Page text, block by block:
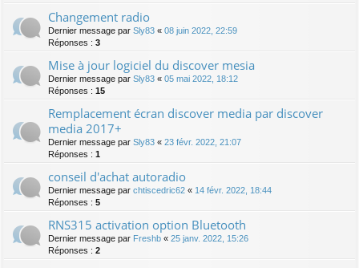
Changement radio
Dernier message par Sly83 « 08 juin 2022, 22:59
Réponses : 3
Mise à jour logiciel du discover mesia
Dernier message par Sly83 « 05 mai 2022, 18:12
Réponses : 15
Remplacement écran discover media par discover
media 2017+
Dernier message par Sly83 « 23 févr. 2022, 21:07
Réponses : 1
conseil d'achat autoradio
Dernier message par chtiscedric62 « 14 févr. 2022, 18:44
Réponses : 5
RNS315 activation option Bluetooth
Dernier message par Freshb « 25 janv. 2022, 15:26
Réponses : 2